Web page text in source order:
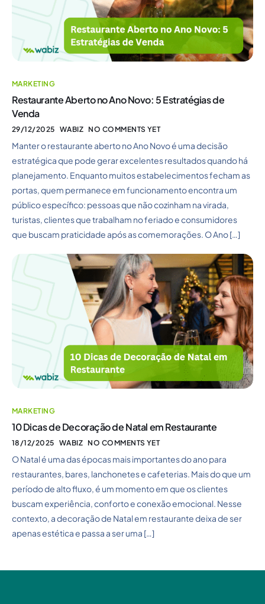
MARKETING
Restaurante Aberto no Ano Novo: 5 Estratégias de
Venda
29/12/2025 WABIZ NO COMMENTS YET
Manter o restaurante aberto no Ano Novo é uma decisão
estratégica que pode gerar excelentes resultados quando há
planejamento. Enquanto muitos estabelecimentos fecham as
portas, quem permanece em funcionamento encontra um
público específico: pessoas que não cozinham na virada,
turistas, clientes que trabalham no feriado e consumidores
que buscam praticidade após as comemorações. O Ano […]
MARKETING
10 Dicas de Decoração de Natal em Restaurante
18/12/2025 WABIZ NO COMMENTS YET
O Natal é uma das épocas mais importantes do ano para
restaurantes, bares, lanchonetes e cafeterias. Mais do que um
período de alto fluxo, é um momento em que os clientes
buscam experiência, conforto e conexão emocional. Nesse
contexto, a decoração de Natal em restaurante deixa de ser
apenas estética e passa a ser uma […]